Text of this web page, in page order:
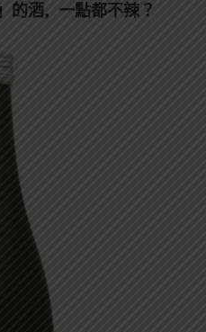
的酒, 一點都不辣？